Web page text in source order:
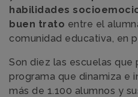
habilidades
buen trato entre el
comunidad educativa, en
Son diez las escuelas que
programa que dinamiza e
más de 1.100 alumnos y